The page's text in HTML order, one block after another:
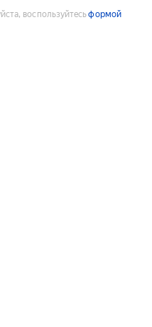
воспользуйтесьформой